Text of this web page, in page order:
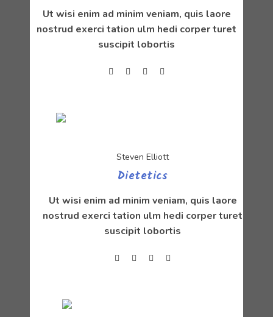
Ut wisi enim ad minim veniam, quis laore
nostrud exerci tation ulm hedi corper turet
suscipit lobortis
Steven Elliott
Dietetics
Ut wisi enim ad minim veniam, quis laore
nostrud exerci tation ulm hedi corper turet
suscipit lobortis